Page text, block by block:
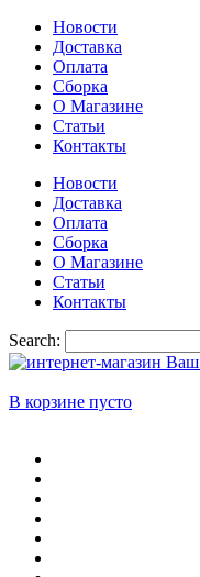
Новости
Доставка
Оплата
Сборка
О Магазине
Статьи
Контакты
Новости
Доставка
Оплата
Сборка
О Магазине
Статьи
Контакты
Search:
В корзине пусто